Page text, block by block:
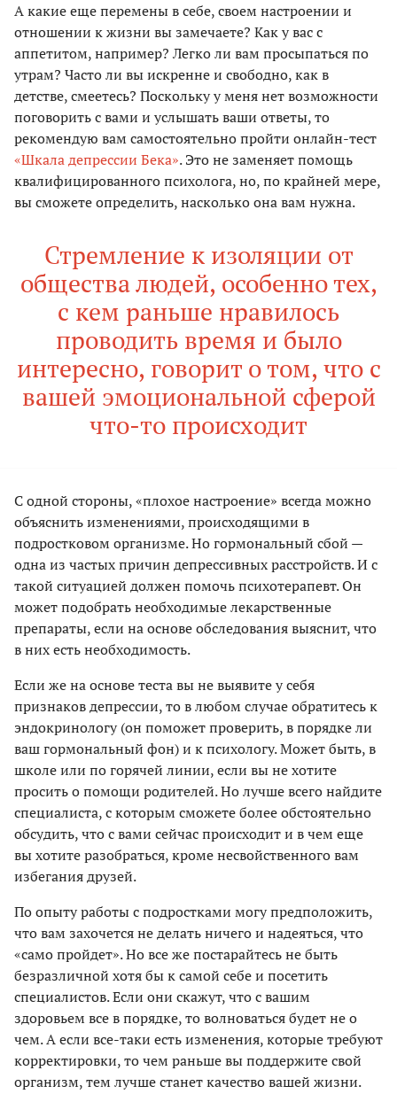
А какие еще перемены в себе, своем настроении и
отношении к жизни вы замечаете? Как у вас с
аппетитом, например? Легко ли вам просыпаться по
утрам? Часто ли вы искренне и свободно, как в
детстве, смеетесь? Поскольку у меня нет возможности
поговорить с вами и услышать ваши ответы, то
рекомендую вам самостоятельно пройти онлайн-тест
«Шкала депрессии Бека». Это не заменяет помощь
квалифицированного психолога, но, по крайней мере,
вы сможете определить, насколько она вам нужна.
Стремление к изоляции от
общества людей, особенно тех,
с кем раньше нравилось
проводить время и было
интересно, говорит о том, что с
вашей эмоциональной сферой
что-то происходит
С одной стороны, «плохое настроение» всегда можно
объяснить изменениями, происходящими в
подростковом организме. Но гормональный сбой —
одна из частых причин депрессивных расстройств. И с
такой ситуацией должен помочь психотерапевт. Он
может подобрать необходимые лекарственные
препараты, если на основе обследования выяснит, что
в них есть необходимость.
Если же на основе теста вы не выявите у себя
признаков депрессии, то в любом случае обратитесь к
эндокринологу (он поможет проверить, в порядке ли
ваш гормональный фон) и к психологу. Может быть, в
школе или по горячей линии, если вы не хотите
просить о помощи родителей. Но лучше всего найдите
специалиста, с которым сможете более обстоятельно
обсудить, что с вами сейчас происходит и в чем еще
вы хотите разобраться, кроме несвойственного вам
избегания друзей.
По опыту работы с подростками могу предположить,
что вам захочется не делать ничего и надеяться, что
«само пройдет». Но все же постарайтесь не быть
безразличной хотя бы к самой себе и посетить
специалистов. Если они скажут, что с вашим
здоровьем все в порядке, то волноваться будет не о
чем. А если все-таки есть изменения, которые требуют
корректировки, то чем раньше вы поддержите свой
организм, тем лучше станет качество вашей жизни.